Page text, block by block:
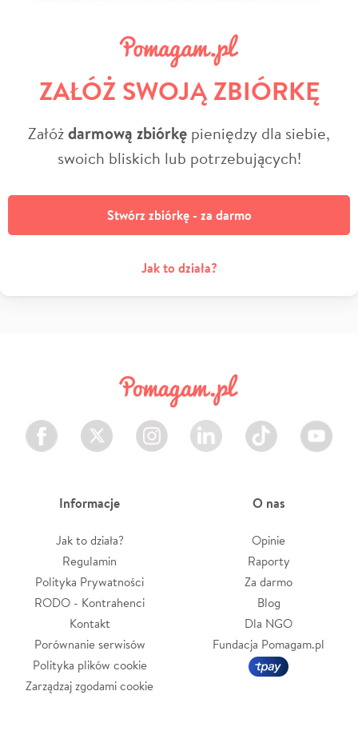
ZAŁÓŻ SWOJĄ ZBIÓRKĘ
Załóżdarmową zbiórkę pieniędzy dla siebie,
swoich bliskich lub potrzebujących!
Stwórz zbiórkę - za darmo
Jak to działa?
Facebook Twitter Instagram LinkedIn TikTok Youtube
Informacje
Jak to działa?
Regulamin
Polityka Prywatności
RODO - Kontrahenci
Kontakt
Porównanie serwisów
Polityka plików cookie
Zarządzaj zgodami cookie
O nas
Opinie
Raporty
Za darmo
Blog
Dla NGO
Fundacja Pomagam.pl